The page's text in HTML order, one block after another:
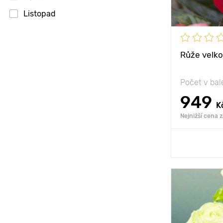
Listopad
Růže
Počet v
949
Nejnižší cena
Výška rostliny
Vzdálenost
rostlinami
Výška